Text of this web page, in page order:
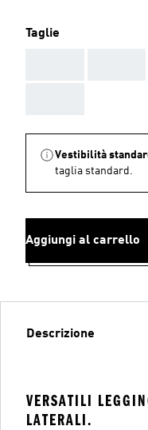
Taglie
Vestibilità
taglia standard.
Aggiungi al carrello
Descrizione
VERSATILI
LATERALI.